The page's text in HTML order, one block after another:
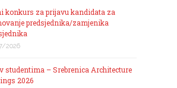
konkurs za prijavu kandidata za
predsjednika/zamjenika
2026
studentima – Srebrenica Architecture
2026